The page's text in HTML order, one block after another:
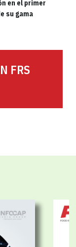
en el primer
su gama
FRS